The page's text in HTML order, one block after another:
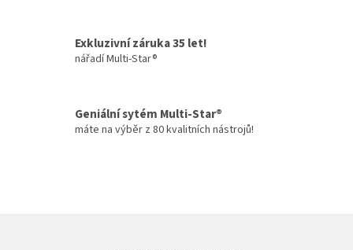
í
p
y
v
Exkluzivní záruka 35 let!
nářadí Multi-Star®
Geniální sytém Multi-Star®
máte na výběr z 80 kvalitních nástrojů!